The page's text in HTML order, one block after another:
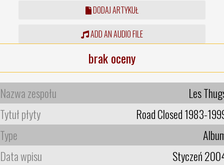
DODAJ ARTYKUŁ
ADD AN AUDIO FILE
brak oceny
Nazwa zespołu
Les
Tytuł płyty
Road Closed 1983-
Type
Data wpisu
Styczeń